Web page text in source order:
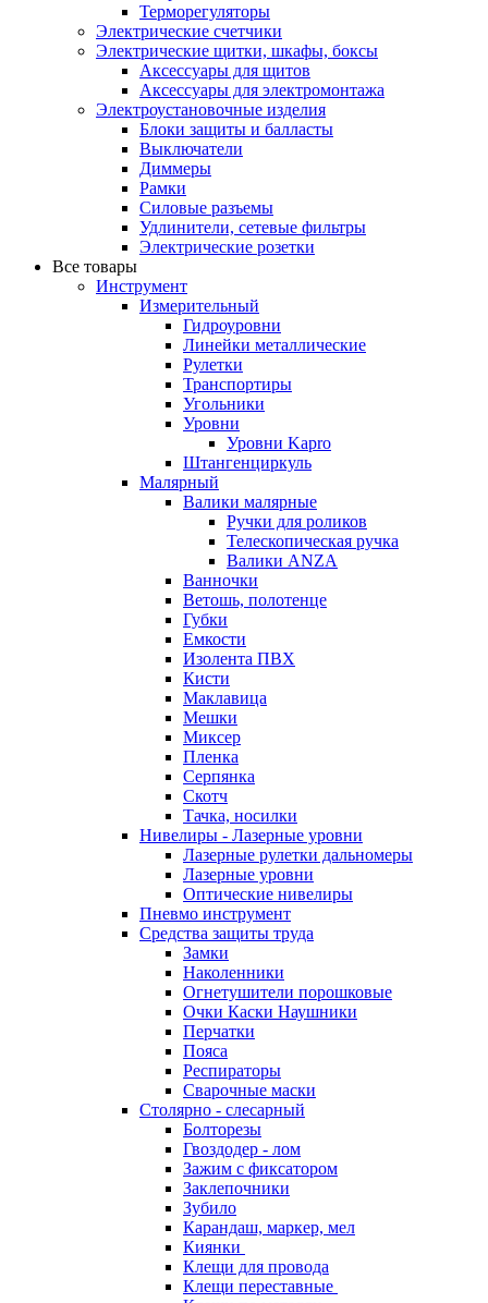
Терморегуляторы
Электрические счетчики
Электрические щитки, шкафы, боксы
Аксессуары для щитов
Аксессуары для электромонтажа
Электроустановочные изделия
Блоки защиты и балласты
Выключатели
Диммеры
Рамки
Силовые разъемы
Удлинители, сетевые фильтры
Электрические розетки
Все товары
Инструмент
Измерительный
Гидроуровни
Линейки металлические
Рулетки
Транспортиры
Угольники
Уровни
Уровни Kapro
Штангенциркуль
Малярный
Валики малярные
Ручки для роликов
Телескопическая ручка
Валики ANZA
Ванночки
Ветошь, полотенце
Губки
Емкости
Изолента ПВХ
Кисти
Маклавица
Мешки
Миксер
Пленка
Серпянка
Скотч
Тачка, носилки
Нивелиры - Лазерные уровни
Лазерные рулетки дальномеры
Лазерные уровни
Оптические нивелиры
Пневмо инструмент
Средства защиты труда
Замки
Наколенники
Огнетушители порошковые
Очки Каски Наушники
Перчатки
Пояса
Респираторы
Сварочные маски
Столярно - слесарный
Болторезы
Гвоздодер - лом
Зажим с фиксатором
Заклепочники
Зубило
Карандаш, маркер, мел
Киянки
Клещи для провода
Клещи переставные